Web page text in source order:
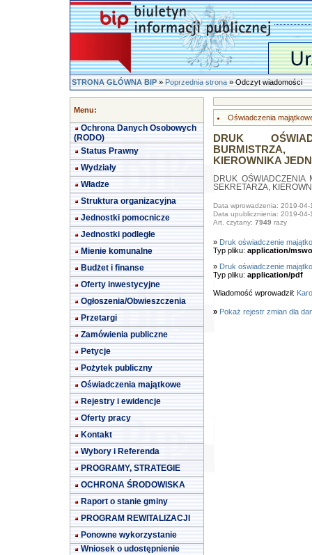
STRONA GŁÓWNA BIP»Poprzednia strona» Odczyt wiadomości
Menu:
Ochrona Danych Osobowych
(RODO)
Status Prawny
Wydziały
Władze
Struktura organizacyjna
Jednostki pomocnicze
Jednostki podległe
Mienie komunalne
Budżet i finanse
Oferty inwestycyjne
Ogłoszenia/Obwieszczenia
Przetargi
Zamówienia publiczne
Petycje
Pożytek publiczny
Oświadczenia majątkowe
Rejestry i ewidencje
Oferty pracy
Kontakt
Wybory i Referenda
PROGRAMY, STRATEGIE
OCHRONA ŚRODOWISKA
Raport o stanie gminy
PROGRAM REWITALIZACJI
Ponowne wykorzystanie
Wniosek o udostępnienie
Oświadczenia
DRUK
KIEROWNIKA
DRUK OŚWIADCZENIA
SEKRETARZA,
Data wprowadzenia: 2019-04-
Data upublicznienia: 2019-04-
Art. czytany: 7949 razy
» Druk oświadczenie
Typ pliku: application/
» Druk oświadczenie
Typ pliku: application/pdf
Wiadomość wprowadził:
» Pokaż rejestr zmian dla